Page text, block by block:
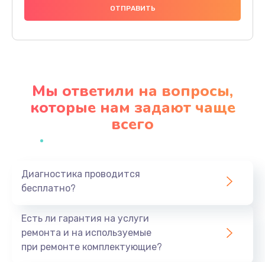
1000 руб.
Заказать
Профилактическая чистка
Заказать
Мы ответили на вопросы,
которые нам задают чаще
всего
Диагностика проводится
бесплатно?
Есть ли гарантия на услуги
ремонта и на используемые
при ремонте комплектующие?